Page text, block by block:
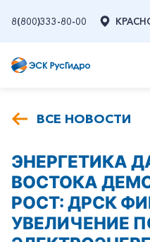
8(800)333-80-00
ВСЕ НОВОСТИ
ЭНЕРГЕТИКА
ВОСТОКА
РОСТ: ДРСК
УВЕЛИЧЕНИЕ